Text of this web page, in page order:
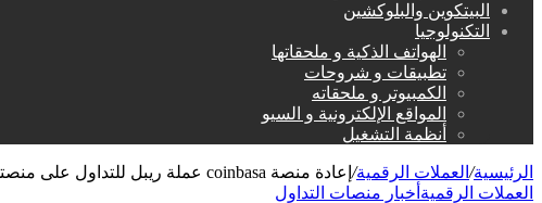
البيتكوين والبلوكشين
التكنولوجيا
الهواتف الذكية و ملحقاتها
تطبيقات و شروحات
الكمبيوتر و ملحقاته
المواقع الإلكترونية و السيو
أنظمة التشغيل
الرئيسية/ العملات الرقمية/ إعادة منصة coinbasa عملة ريبل للتداول على منصتها
العملات الرقمية أخبار منصات التداول